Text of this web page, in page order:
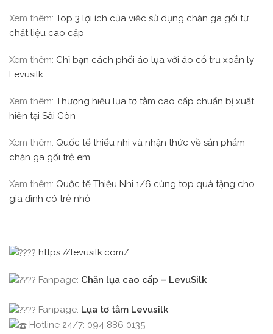
Xem thêm: Top 3 lợi ích của việc sử dụng chăn ga gối từ
chất liệu cao cấp
Xem thêm: Chỉ bạn cách phối áo lụa với áo cổ trụ xoắn ly
Levusilk
Xem thêm: Thương hiệu lụa tơ tằm cao cấp chuẩn bị xuất
hiện tại Sài Gòn
Xem thêm: Quốc tế thiếu nhi và nhận thức về sản phẩm
chăn ga gối trẻ em
Xem thêm: Quốc tế Thiếu Nhi 1/6 cùng top quà tặng cho
gia đình có trẻ nhỏ
——————————————
https://levusilk.com/
Fanpage: Chăn lụa cao cấp – LevuSilk
Fanpage: Lụa tơ tằm Levusilk
Hotline 24/7: 094 886 0135